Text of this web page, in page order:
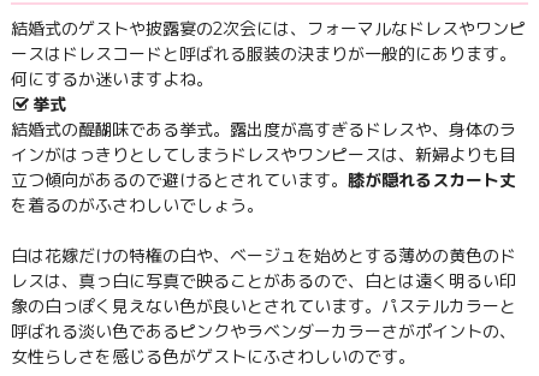
結婚式のゲストや披露宴の2次会には、フォーマルなドレスやワンピ
ースはドレスコードと呼ばれる服装の決まりが一般的にあります。
何にするか迷いますよね。
挙式
結婚式の醍醐味である挙式。露出度が高すぎるドレスや、身体のラ
インがはっきりとしてしまうドレスやワンピースは、新婦よりも目
立つ傾向があるので避けるとされています。 膝が隠れるスカート丈
を着るのがふさわしいでしょう。
白は花嫁だけの特権の白や、ベージュを始めとする薄めの黄色のド
レスは、真っ白に写真で映ることがあるので、白とは遠く明るい印
象の白っぽく見えない色が良いとされています。パステルカラーと
呼ばれる淡い色であるピンクやラベンダーカラーさがポイントの、
女性らしさを感じる色がゲストにふさわしいのです。